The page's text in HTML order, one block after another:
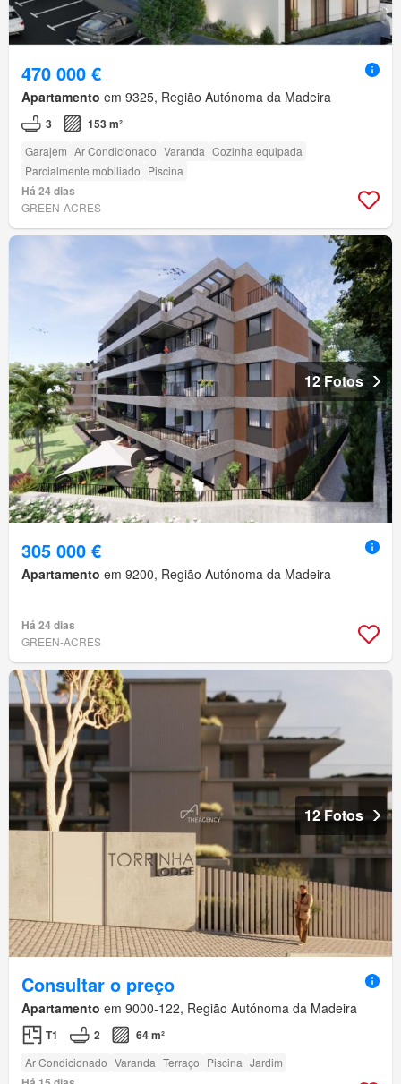
470 000 €
Apartamento em 9325, Região Autónoma da Madeira
3 153 m²
Garajem Ar Condicionado Varanda Cozinha equipada
Parcialmente mobiliado Piscina
Há 24 dias
GREEN-ACRES
12 Fotos
305 000 €
Apartamento em 9200, Região Autónoma da Madeira
Há 24 dias
GREEN-ACRES
12 Fotos
Consultar o preço
Apartamento em 9000-122, Região Autónoma da Madeira
T1 2 64 m²
Ar Condicionado Varanda Terraço Piscina Jardim